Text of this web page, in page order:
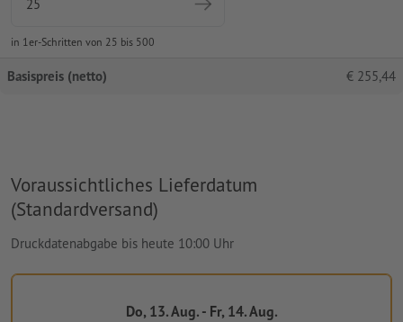
in 1er-Schritten von 25 bis 500
Basispreis (netto) € 255,44
Voraussichtliches Lieferdatum
(Standardversand)
Druckdatenabgabe bis heute 10:00 Uhr
Do, 13. Aug. - Fr, 14. Aug.